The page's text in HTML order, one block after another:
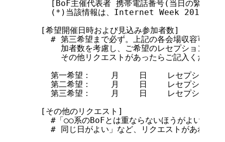
[BoF主催代表者 携帯電話番号(当日の緊急連
(*)当該情報は、Internet Week 2010 BoF開
   [希望開催日時および見込み参加者数]
# 第三希望まで必ず。上記の各会場収容可能人
加者数を考慮し、ご希望のレセプションホー
その他リクエストがあったらご記入ください
第一希望：    月    日    レセプションホ
第二希望：    月    日    レセプションホ
第三希望：    月    日    レセプションホ
   [その他のリクエスト]
#「○○系のBoFとは重ならないほうがよい」「
# 同じ日がよい」など、リクエストがあればお